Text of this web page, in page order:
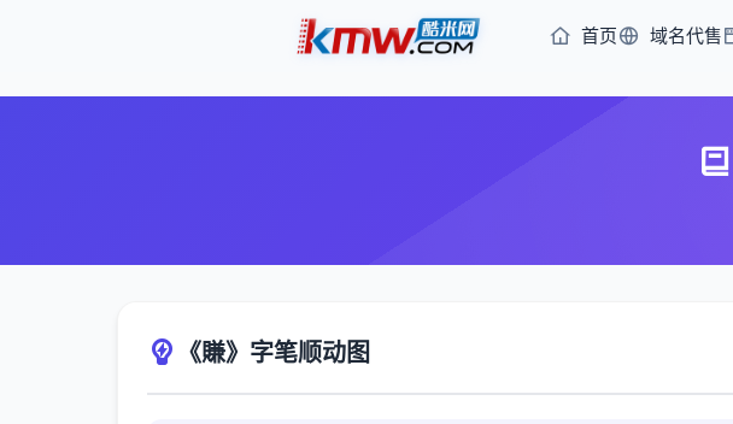
首页 域名代售
《賺》字笔顺动图